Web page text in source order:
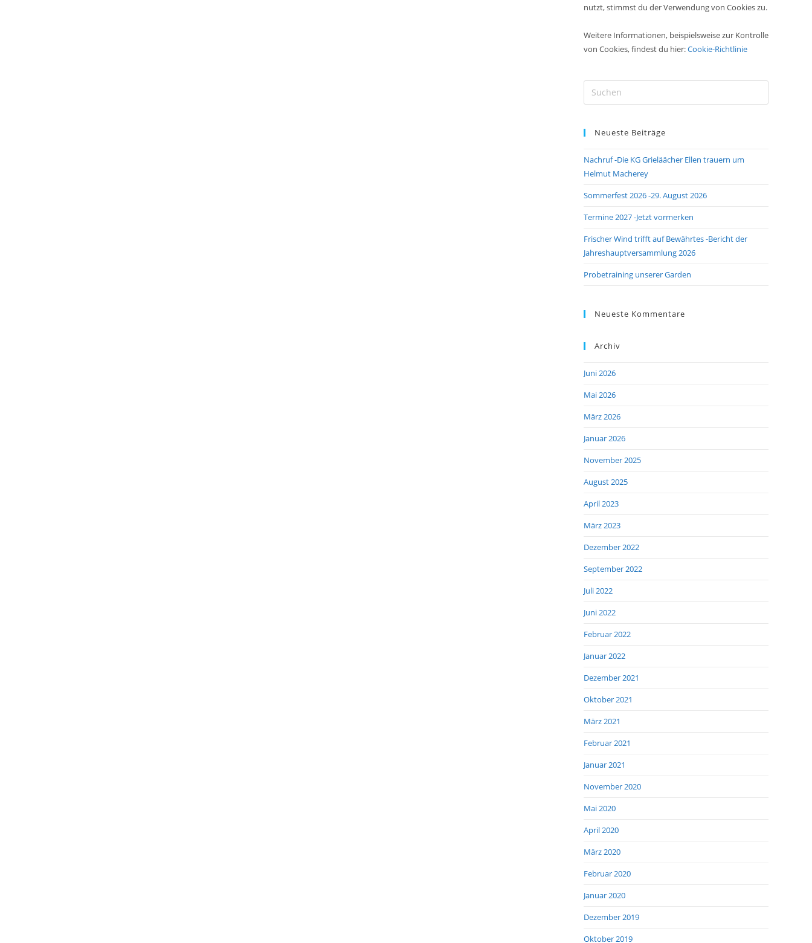
nutzt, stimmst du der Verwendung von Cookies zu.
Weitere Informationen, beispielsweise zur Kontrolle
von Cookies, findest du hier:Cookie-Richtlinie
Escape
Neueste Beiträge
Nachruf -Die KG Grieläächer Ellen trauern um
Helmut Macherey
Sommerfest 2026 -29. August 2026
Termine 2027 -Jetzt vormerken
Frischer Wind trifft auf Bewährtes -Bericht der
Jahreshauptversammlung 2026
Probetraining unserer Garden
Neueste Kommentare
Archiv
Juni 2026
Mai 2026
März 2026
Januar 2026
November 2025
August 2025
April 2023
März 2023
Dezember 2022
September 2022
Juli 2022
Juni 2022
Februar 2022
Januar 2022
Dezember 2021
Oktober 2021
März 2021
Februar 2021
Januar 2021
November 2020
Mai 2020
April 2020
März 2020
Februar 2020
Januar 2020
Dezember 2019
Oktober 2019